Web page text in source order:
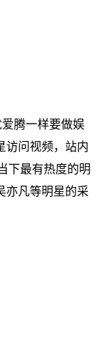
腾一样要做娱
访问视频，站内
下最有热度的明
亦凡等明星的采